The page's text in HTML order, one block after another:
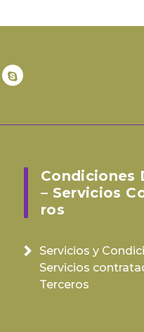
Condiciones
– Servicios
Ros
Servicios y
Servicios
Terceros